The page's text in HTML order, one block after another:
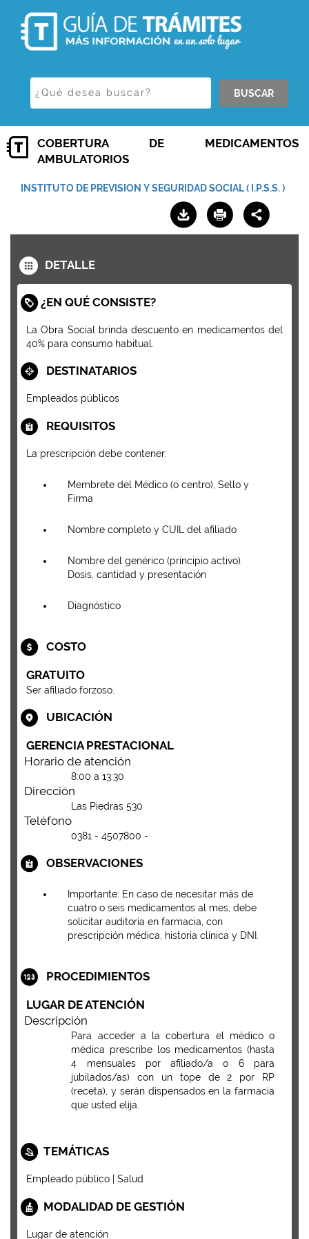
BUSCAR
COBERTURA DE MEDICAMENTOS
AMBULATORIOS
INSTITUTO DE PREVISION Y SEGURIDAD SOCIAL ( I.P.S.S. )
DETALLE
¿EN QUÉ CONSISTE?
La Obra Social brinda descuento en medicamentos del
40% para consumo habitual.
DESTINATARIOS
Empleados públicos
REQUISITOS
La prescripción debe contener:
Membrete del Médico (o centro), Sello y
Firma
Nombre completo y CUIL del afiliado
Nombre del genérico (principio activo).
Dosis, cantidad y presentación
Diagnóstico
COSTO
GRATUITO
Ser afiliado forzoso.
UBICACIÓN
GERENCIA PRESTACIONAL
Horario de atención
8:00 a 13:30
Dirección
Las Piedras 530
Teléfono
0381 - 4507800 -
OBSERVACIONES
Importante: En caso de necesitar más de
cuatro o seis medicamentos al mes, debe
solicitar auditoría en farmacia, con
prescripción médica, historia clínica y DNI.
PROCEDIMIENTOS
LUGAR DE ATENCIÓN
Descripción
Para acceder a la cobertura el médico o
médica prescribe los medicamentos (hasta
4 mensuales por afiliado/a o 6 para
jubilados/as) con un tope de 2 por RP
(receta), y serán dispensados en la farmacia
que usted elija.
TEMÁTICAS
Empleado público | Salud
MODALIDAD DE GESTIÓN
Lugar de atención